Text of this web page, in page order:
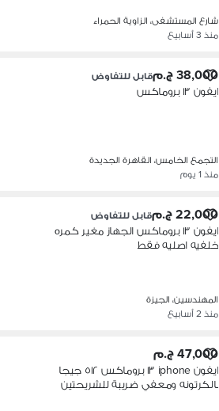
شارع المستشفى، الزاوية الحمراء
منذ 3 أسابيع
38,000 ج.م قابل للتفاوض
ايفون ١٣ بروماكس
التجمع الخامس، القاهرة الجديدة
منذ 1 يوم
22,000 ج.م قابل للتفاوض
ايفون ١٣ بروماكس الجهاز مغير كمره
خلفيه اصليه فقط
المهندسين، الجيزة
منذ 2 أسابيع
47,000 ج.م
ايفون iphone ١٣ بروماكس ٥١٢ جيجا
بالكرتونه ومعفي ضريبة للشريحتين